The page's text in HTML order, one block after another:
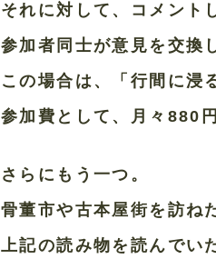
それに対して、コメント
参加者同士が意見を交換
この場合は、「行間に浸
参加費として、月々880
さらにもう一つ。
骨董市や古本屋街を訪ね
上記の読み物を読んでい